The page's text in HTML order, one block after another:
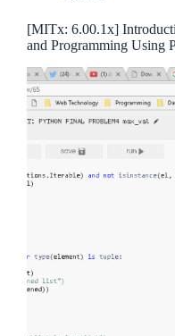
[MITx: 6.00.1x]
and Programming Using